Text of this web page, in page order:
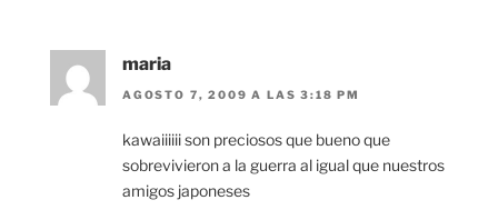
maria
AGOSTO 7, 2009 A LAS 3:18 PM
kawaiiiiii son preciosos que bueno que
sobrevivieron a la guerra al igual que nuestros
amigos japoneses